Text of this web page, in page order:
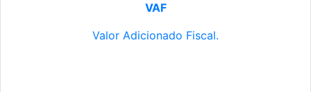
VAF
Valor Adicionado Fiscal.